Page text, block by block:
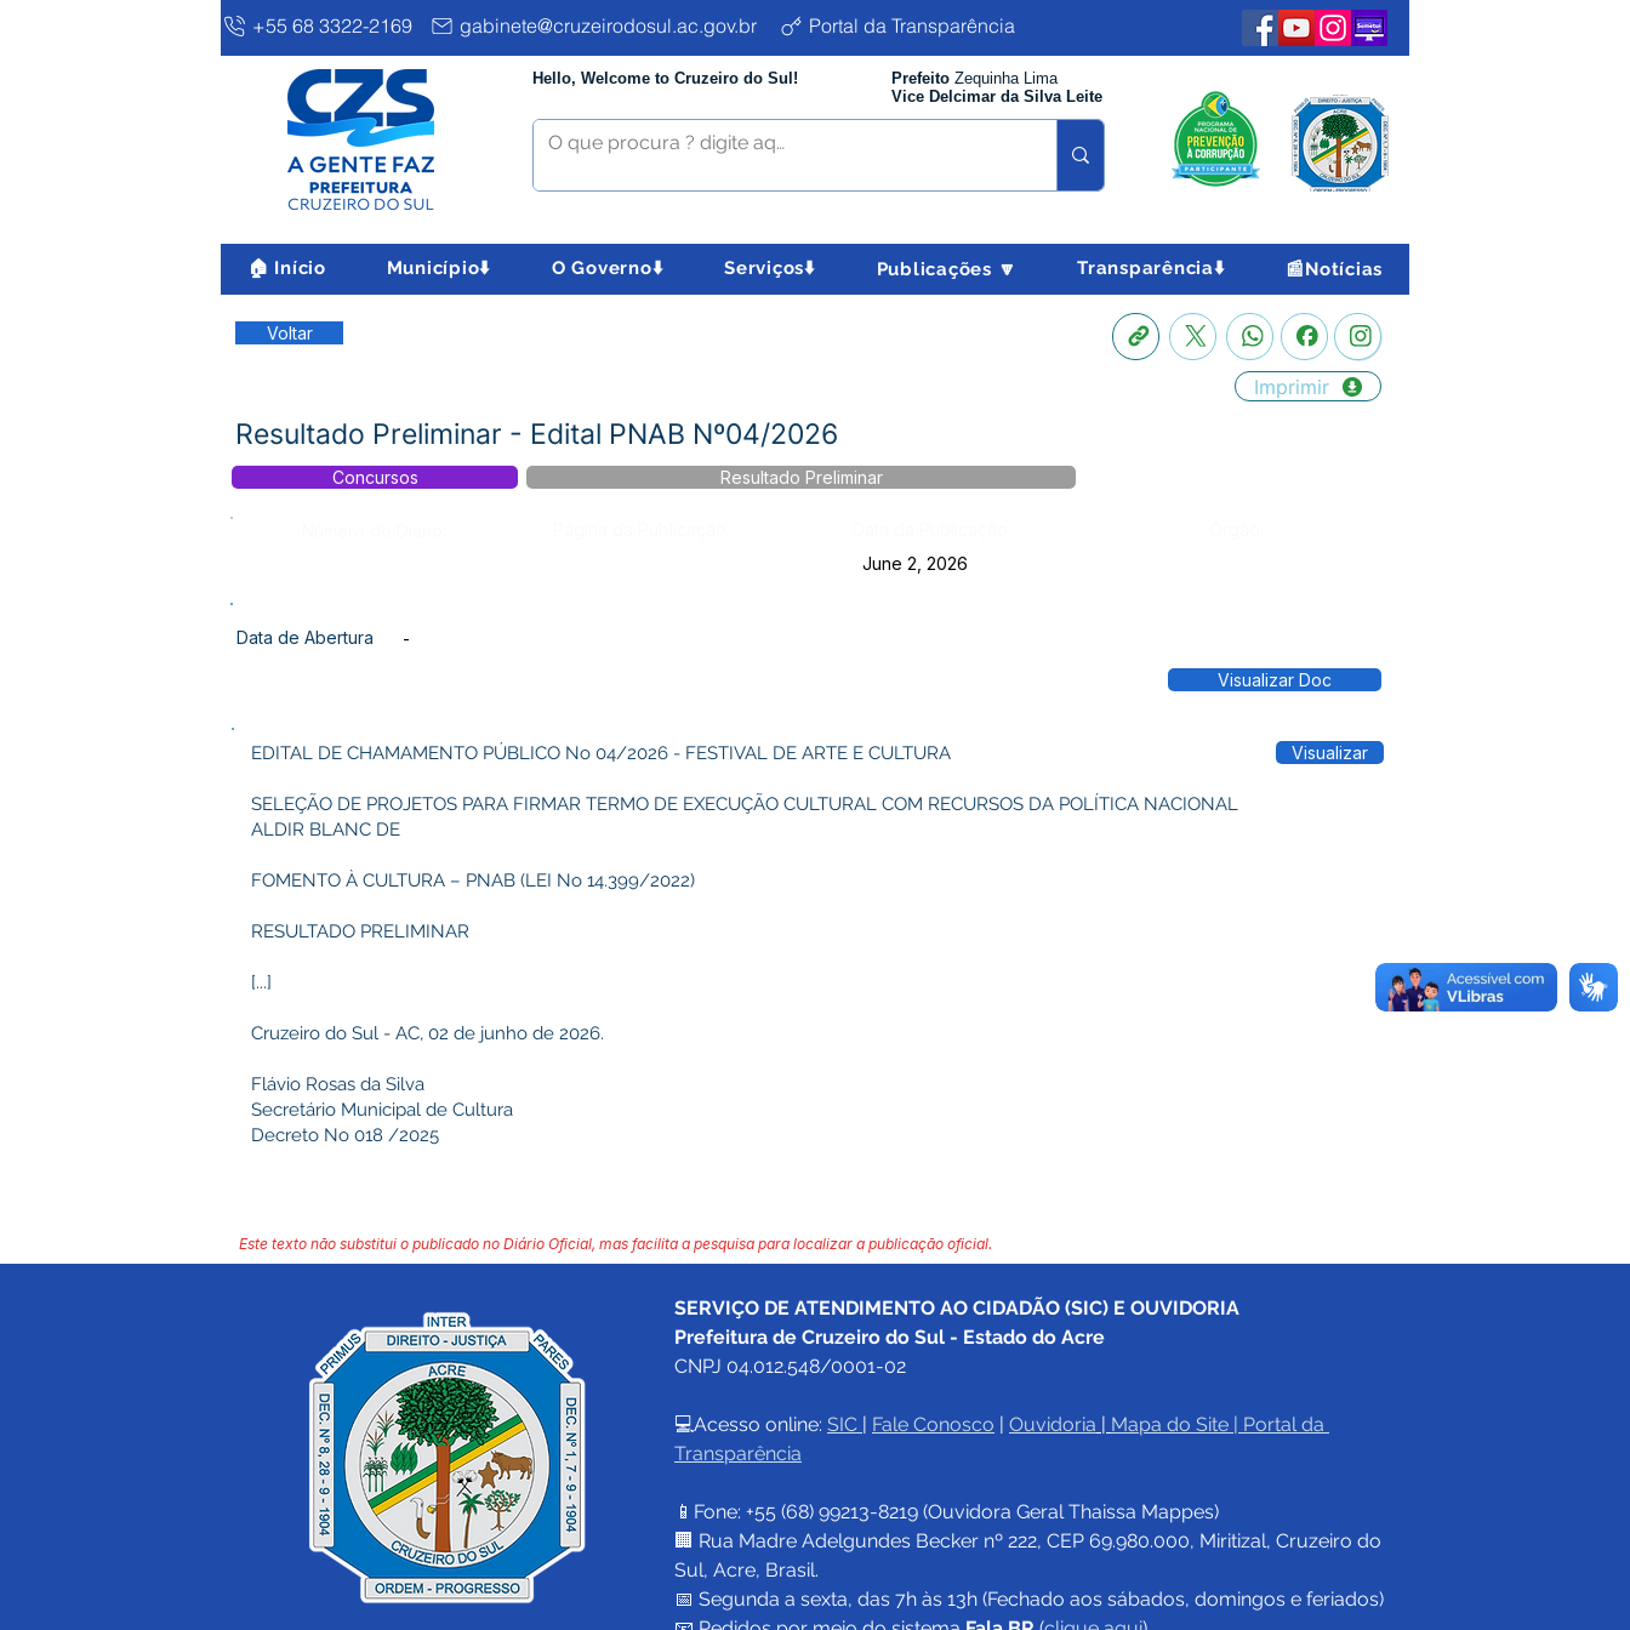
+55 68 3322-2169 gabinete@cruzeirodosul.ac.gov.br Portal da Transparência
Hello, Welcome to Cruzeiro do Sul! Prefeito Zequinha Lima
Vice Delcimar da Silva Leite
🏠 Início Município⬇️ O Governo⬇️ Serviços⬇️ Publicações 🔽 Transparência⬇️ 📰Notícias
Voltar
Imprimir
Resultado Preliminar - Edital PNAB Nº04/2026
Concursos Resultado Preliminar
June 2, 2026
Data de Abertura
-
Visualizar Doc
EDITAL DE CHAMAMENTO PÚBLICO No 04/2026 - FESTIVAL DE ARTE E CULTURA
SELEÇÃO DE PROJETOS PARA FIRMAR TERMO DE EXECUÇÃO CULTURAL COM RECURSOS DA POLÍTICA NACIONAL
ALDIR BLANC DE
FOMENTO À CULTURA – PNAB (LEI No 14.399/2022)
RESULTADO PRELIMINAR
[...]
Cruzeiro do Sul - AC, 02 de junho de 2026.
Flávio Rosas da Silva
Secretário Municipal de Cultura
Decreto No 018 /2025
Visualizar
Este texto não substitui o publicado no Diário Oficial, mas facilita a pesquisa para localizar a publicação oficial.
SERVIÇO DE ATENDIMENTO AO CIDADÃO (SIC) E OUVIDORIA
Prefeitura de Cruzeiro do Sul - Estado do Acre
CNPJ 04.012.548/0001-02
💻Acesso online: SIC | Fale Conosco | Ouvidoria | Mapa do Site | Portal da
Transparência
📱Fone: +55 (68) 99213-8219 (Ouvidora Geral Thaissa Mappes)
🏢 Rua Madre Adelgundes Becker nº 222, CEP 69.980.000, Miritizal, Cruzeiro do
Sul, Acre, Brasil.
📅 Segunda a sexta, das 7h às 13h (Fechado aos sábados, domingos e feriados)